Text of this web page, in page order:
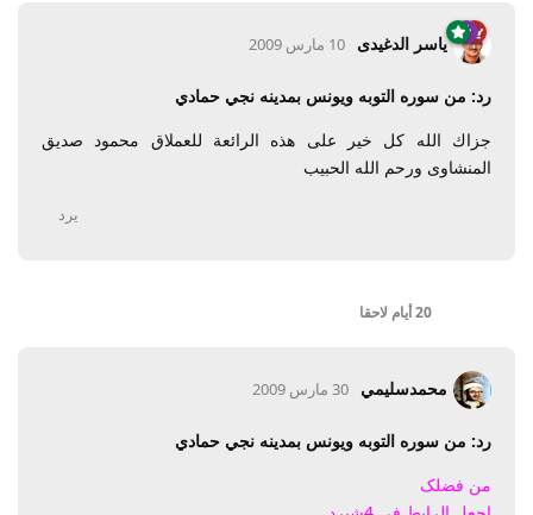
ياسر الدغيدى 10 مارس 2009
رد: من سوره التوبه ويونس بمدينه نجي حمادي
جزاك الله كل خير على هذه الرائعة للعملاق محمود صديق
المنشاوى ورحم الله الحبيب
يرد
20 أيام لاحقا
محمدسليمي 30 مارس 2009
رد: من سوره التوبه ويونس بمدينه نجي حمادي
من فضلک